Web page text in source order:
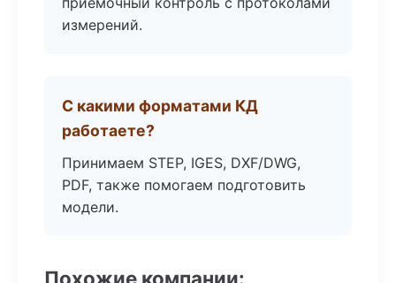
измерений.
С какими форматами КД
работаете?
Принимаем STEP, IGES, DXF/DWG,
PDF, также помогаем подготовить
модели.
Похожие компании: